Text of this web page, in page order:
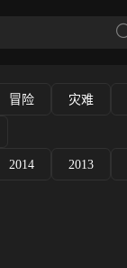
冒险 灾难
2014 2013